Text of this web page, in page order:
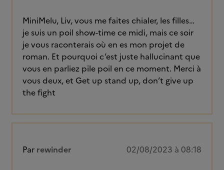
MiniMelu, Liv, vous me faites chialer, les filles…
je suis un poil show-time ce midi, mais ce soir
je vous raconterais où en es mon projet de
roman. Et pourquoi c’est juste hallucinant que
vous en parliez pile poil en ce moment. Merci à
vous deux, et Get up stand up, don’t give up
the fight
Par rewinder 02/08/2023 à 08:18